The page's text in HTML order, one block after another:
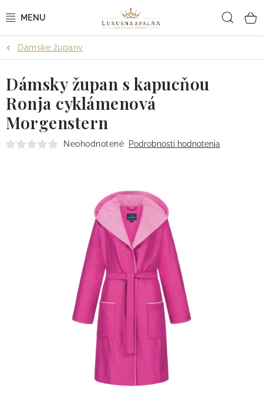
na
POSTEĽNÉ OBLIEČKY
POSTEĽNÉ PLACHTY
PREHOZY A PAPLÓNY
VANKÚŠE A OBLIEČKY
KÚPEĽŇA + WELLNESS
Doprava
Kontakt
Obchodné podmienky
Podmienky ochrany osobných údajov
Reklamačný poriadok
Vrátenie tovaru
Dámske župany
Dámsky župan s kapucňou
Ronja cyklámenová
Morgenstern
Neohodnotené Podrobnosti hodnotenia